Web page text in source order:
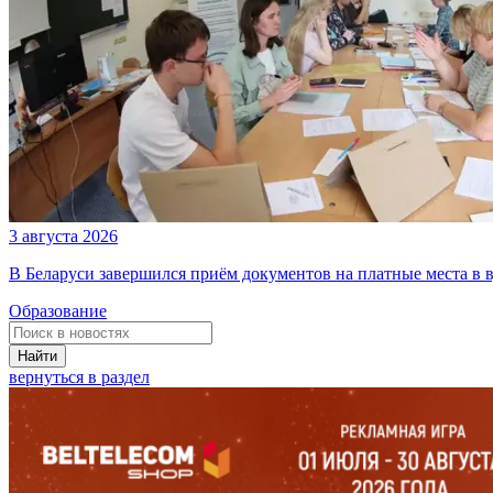
3 августа 2026
В Беларуси завершился приём документов на платные места в
Образование
Найти
вернуться в раздел